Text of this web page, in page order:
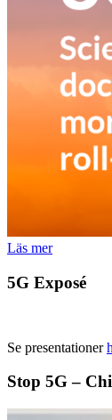
Läs mer
5G Exposé
Se presentationer
Stop 5G –